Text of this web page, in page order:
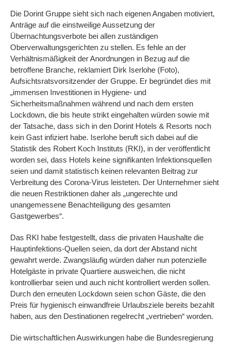
Die Dorint Gruppe sieht sich nach eigenen Angaben motiviert,
Anträge auf die einstweilige Aussetzung der
Übernachtungsverbote bei allen zuständigen
Oberverwaltungsgerichten zu stellen. Es fehle an der
Verhältnismäßigkeit der Anordnungen in Bezug auf die
betroffene Branche, reklamiert Dirk Iserlohe (Foto),
Aufsichtsratsvorsitzender der Gruppe. Er begründet dies mit
„immensen Investitionen in Hygiene- und
Sicherheitsmaßnahmen während und nach dem ersten
Lockdown, die bis heute strikt eingehalten würden sowie mit
der Tatsache, dass sich in den Dorint Hotels & Resorts noch
kein Gast infiziert habe. Iserlohe beruft sich dabei auf die
Statistik des Robert Koch Instituts (RKI), in der veröffentlicht
worden sei, dass Hotels keine signifikanten Infektionsquellen
seien und damit statistisch keinen relevanten Beitrag zur
Verbreitung des Corona-Virus leisteten. Der Unternehmer sieht
die neuen Restriktionen daher als „ungerechte und
unangemessene Benachteiligung des gesamten
Gastgewerbes“.
Das RKI habe festgestellt, dass die privaten Haushalte die
Hauptinfektions-Quellen seien, da dort der Abstand nicht
gewahrt werde. Zwangsläufig würden daher nun potenzielle
Hotelgäste in private Quartiere ausweichen, die nicht
kontrollierbar seien und auch nicht kontrolliert werden sollen.
Durch den erneuten Lockdown seien schon Gäste, die den
Preis für hygienisch einwandfreie Urlaubsziele bereits bezahlt
haben, aus den Destinationen regelrecht „vertrieben“ worden.
Die wirtschaftlichen Auswirkungen habe die Bundesregierung